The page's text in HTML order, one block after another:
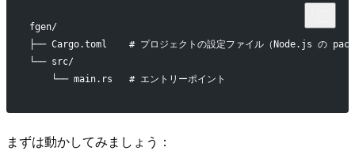
fgen/
├── Cargo.toml    # プロジェクトの設定ファイル（Node.js の
└── src/
    └── main.rs   # エントリーポイント
まずは動かしてみましょう：